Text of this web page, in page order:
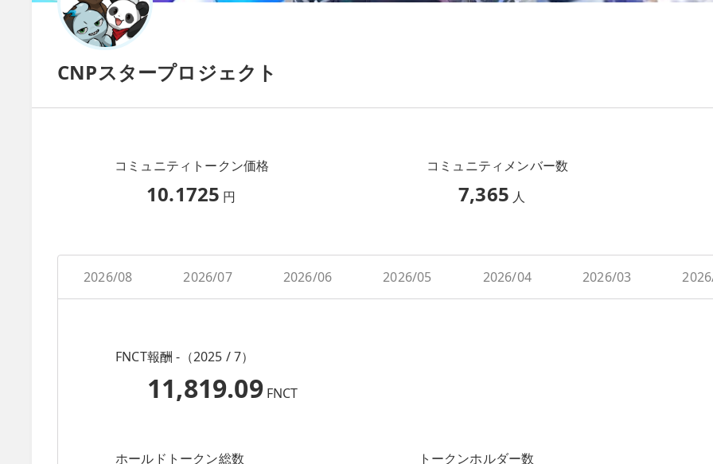
CNPスタープロジェクト
コミュニティトークン価格
10.1725 円
コミュニティメンバー数
7,365 人
2026/08 2026/07 2026/06 2026/05 2026/04 2026/03
FNCT報酬 -（2025 / 7）
11,819.09 FNCT
ホールドトークン総数 トークンホルダー数